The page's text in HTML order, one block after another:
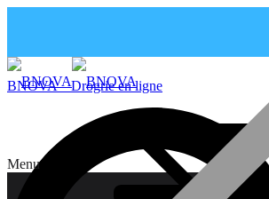
Menu
BNOVA – Drogrie en ligne